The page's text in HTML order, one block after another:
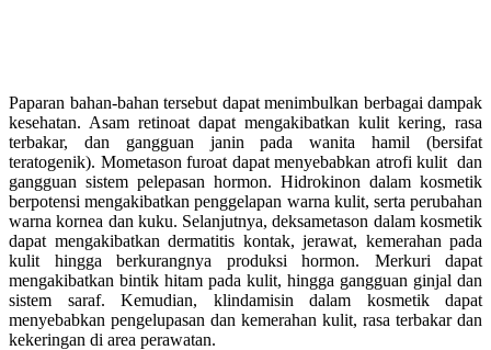
Paparan bahan-bahan tersebut dapat menimbulkan berbagai dampak
kesehatan. Asam retinoat dapat mengakibatkan kulit kering, rasa
terbakar, dan gangguan janin pada wanita hamil (bersifat
teratogenik). Mometason furoat dapat menyebabkan atrofi kulit dan
gangguan sistem pelepasan hormon. Hidrokinon dalam kosmetik
berpotensi mengakibatkan penggelapan warna kulit, serta perubahan
warna kornea dan kuku. Selanjutnya, deksametason dalam kosmetik
dapat mengakibatkan dermatitis kontak, jerawat, kemerahan pada
kulit hingga berkurangnya produksi hormon. Merkuri dapat
mengakibatkan bintik hitam pada kulit, hingga gangguan ginjal dan
sistem saraf. Kemudian, klindamisin dalam kosmetik dapat
menyebabkan pengelupasan dan kemerahan kulit, rasa terbakar dan
kekeringan di area perawatan.